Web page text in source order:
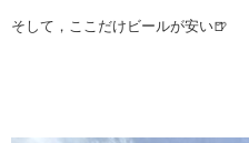
そして，ここだけビールが安い🍺